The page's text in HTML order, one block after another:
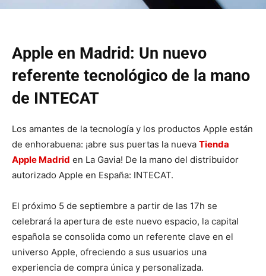
Apple en Madrid: Un nuevo
referente tecnológico de la mano
de INTECAT
Los amantes de la tecnología y los productos Apple están
de enhorabuena: ¡abre sus puertas la nueva Tienda
Apple Madrid en La Gavia! De la mano del distribuidor
autorizado Apple en España: INTECAT.
El próximo 5 de septiembre a partir de las 17h se
celebrará la apertura de este nuevo espacio, la capital
española se consolida como un referente clave en el
universo Apple, ofreciendo a sus usuarios una
experiencia de compra única y personalizada.